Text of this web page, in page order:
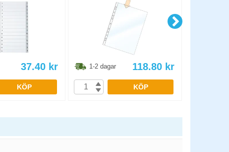
37.40 kr
KÖP
1-2 dagar 118.80 kr
KÖP